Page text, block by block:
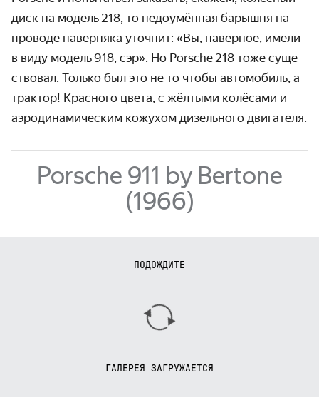
диск на модель 218, то недоумён­ная барышня на
проводе наверняка уточнит: «Вы, наверное, имели
в виду модель 918, сэр». Но Porsche 218 тоже суще­
ство­вал. Только был это не то чтобы авто­мо­биль, а
трактор! Красного цвета, с жёлтыми колёсами и
аэро­динами­че­ским кожухом дизельного двигателя.
Porsche 911 by Bertone
(1966)
ПОДОЖДИТЕ
ГАЛЕРЕЯ ЗАГРУЖАЕТСЯ